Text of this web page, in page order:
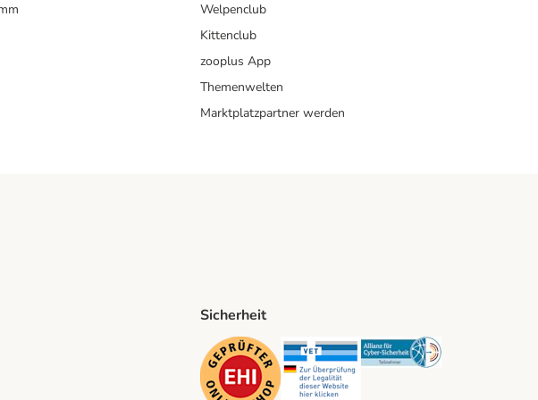
Welpenclub
Kittenclub
zooplus App
Themenwelten
Marktplatzpartner werden
Method
Sicherheit
Security Security Security